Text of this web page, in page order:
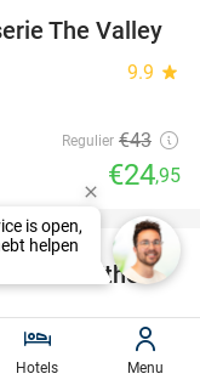
42%
The Valley
9.9 star
Regulier €43
€24,95
55%
favorite_border
+ koffie/thee
9.4
Hotels Menu